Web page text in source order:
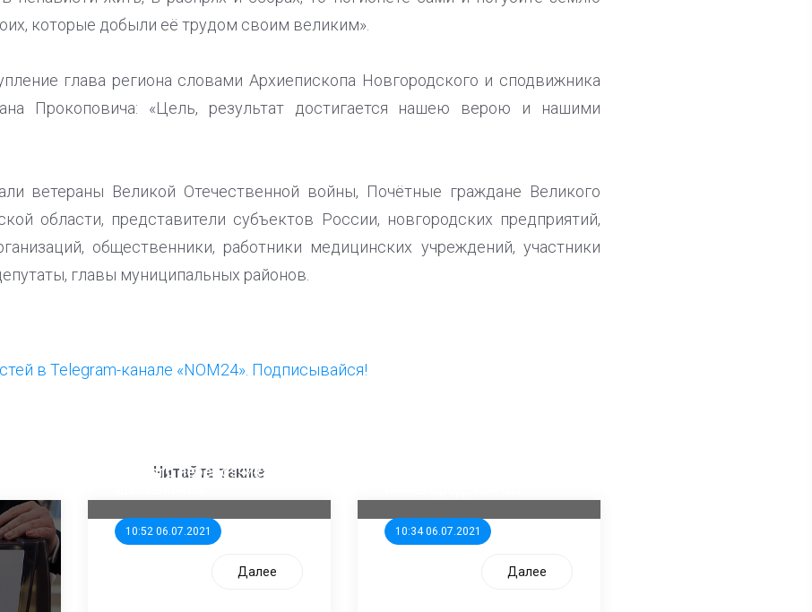
которые добыли её трудом своим великим».
глава региона словами Архиепископа Новгородского и сподвижника
Прокоповича: «Цель, результат достигается нашею верою и нашими
ветераны Великой Отечественной войны, Почётные граждане Великого
области, представители субъектов России, новгородских предприятий,
общественники, работники медицинских учреждений, участники
главы муниципальных районов.
в Telegram-канале «NOM24». Подписывайся!
Читайте также
10:52 06.07.2021
единого перевозчика для
Далее
10:34 06.07.2021
Далее